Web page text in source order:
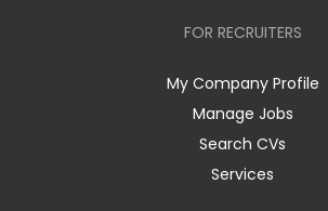
FOR RECRUITERS
My Company Profile
Manage Jobs
Search CVs
Services